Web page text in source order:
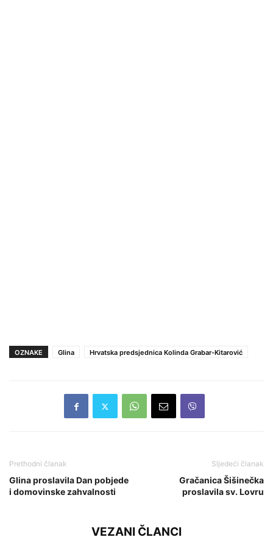
OZNAKE Glina Hrvatska predsjednica Kolinda Grabar-Kitarović
Prethodni članak
Glina proslavila Dan pobjede
i domovinske zahvalnosti
Sljedeći članak
Gračanica Šišinečka
proslavila sv. Lovru
VEZANI ČLANCI